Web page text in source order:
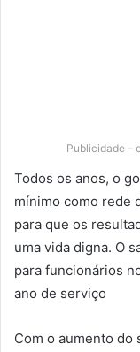
Publicidade –
Todos os anos, o
mínimo como rede
para que os
uma vida digna. O
para funcionários
ano de serviço
Com o aumento do